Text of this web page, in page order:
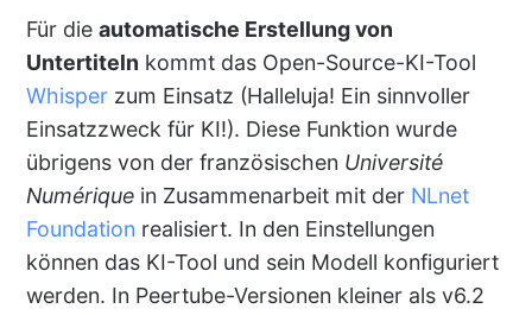
Für die automatische Erstellung von
Untertiteln kommt das Open-Source-KI-Tool
Whisperzum Einsatz (Halleluja! Ein sinnvoller
Einsatzzweck für KI!). Diese Funktion wurde
übrigens von der französischen Université
Numériquein Zusammenarbeit mit der NLnet
Foundation realisiert. In den Einstellungen
können das KI-Tool und sein Modell konfiguriert
werden. In Peertube-Versionen kleiner als v6.2